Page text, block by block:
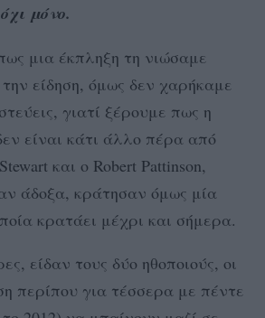
μόνο.
μια έκπληξη τη νιώσαμε
είδηση, όμως δεν χαρήκαμε
γιατί ξέρουμε πως η
είναι κάτι άλλο πέρα από
και ο Robert Pattinson,
άδοξα, κράτησαν όμως μία
κρατάει μέχρι και σήμερα.
είδαν τους δύο ηθοποιούς, οι
περίπου για τέσσερα με πέντε